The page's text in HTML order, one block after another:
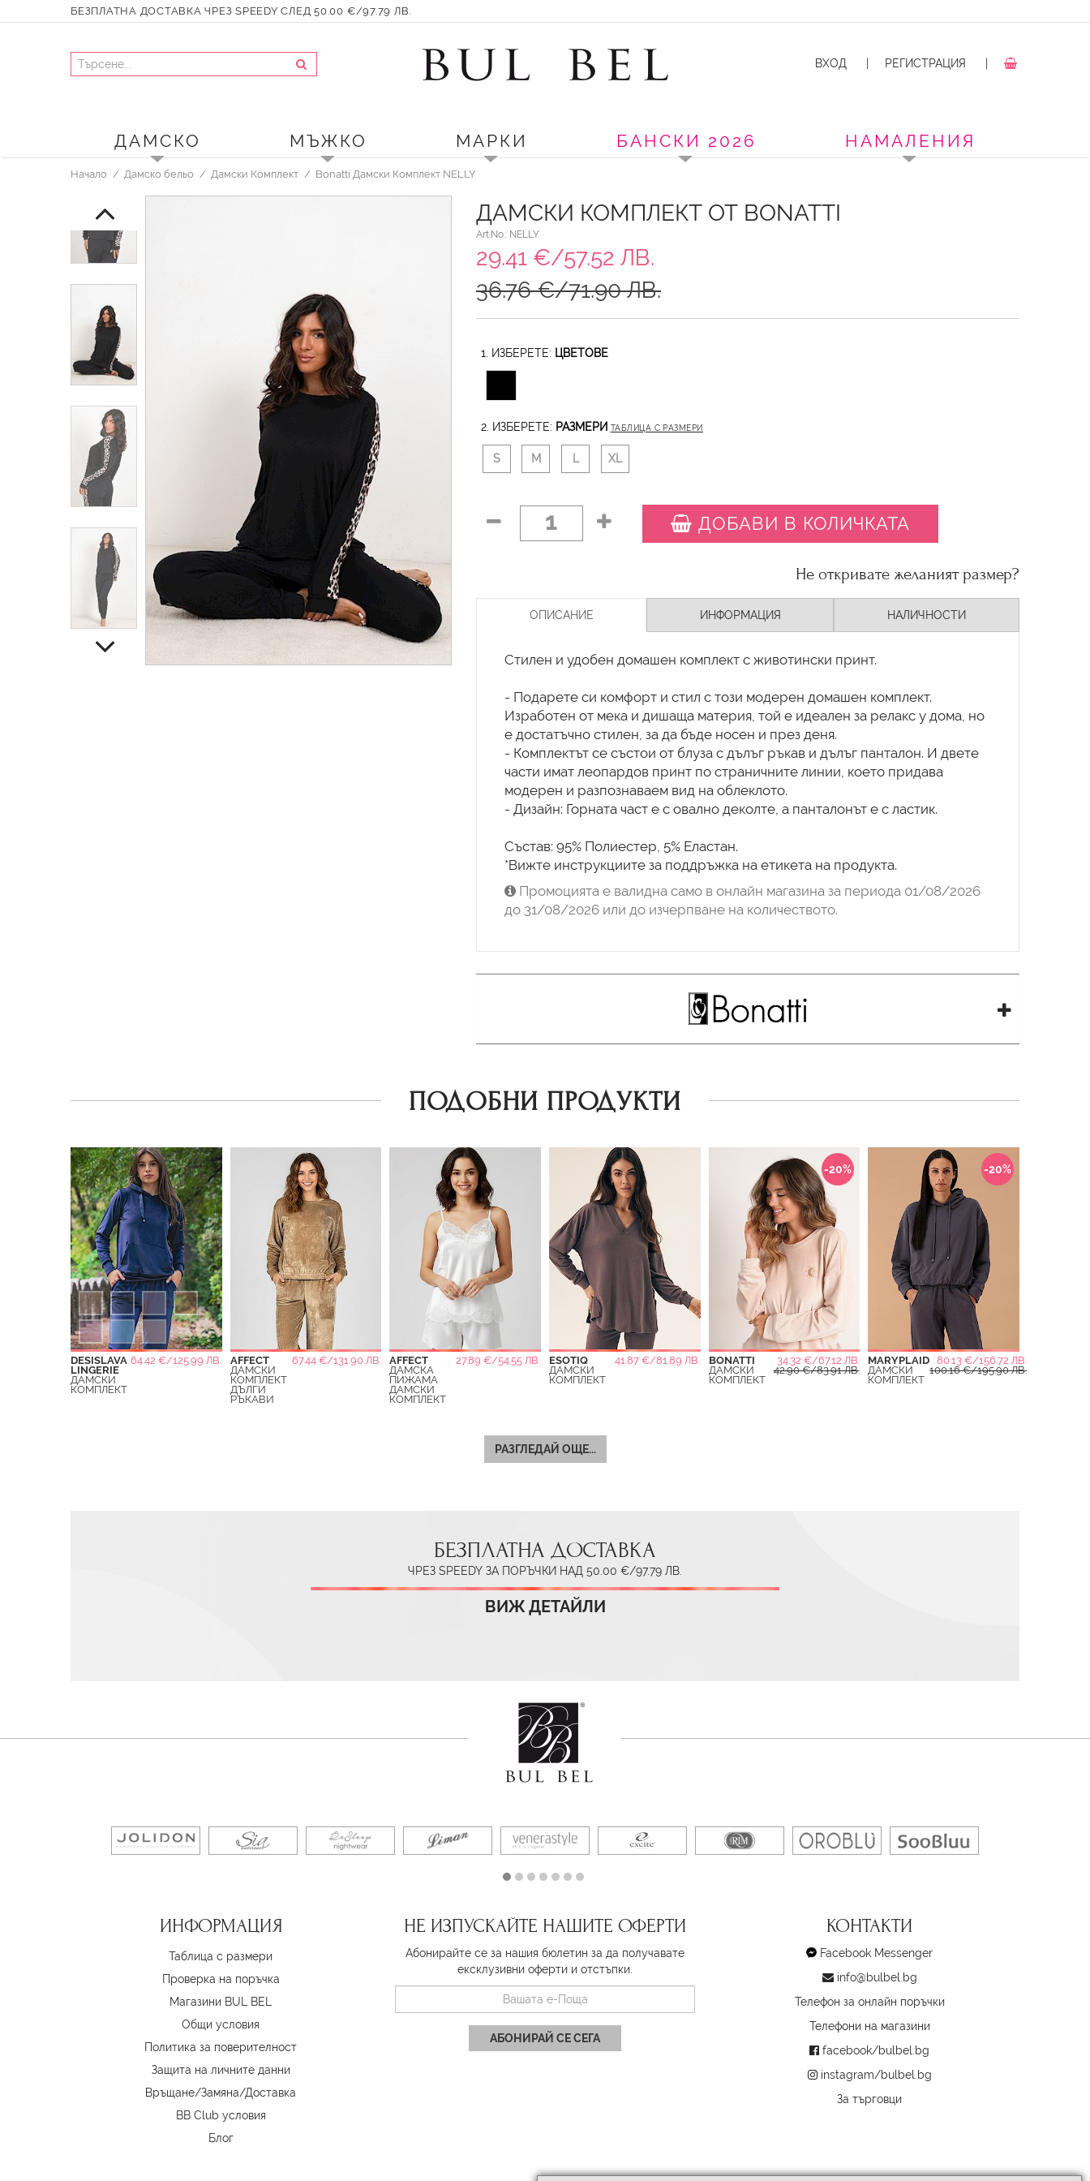
БЕЗПЛАТНА ДОСТАВКА ЧРЕЗ SPEEDY СЛЕД 50.00 €/97.79 ЛВ.
ВХОД РЕГИСТРАЦИЯ
ДАМСКО МЪЖКО МАРКИ БАНСКИ 2026 НАМАЛЕНИЯ
Начало Дамско бельо Дамски Комплект Bonatti Дамски Комплект NELLY
ДАМСКИ КОМПЛЕКТ ОТ BONATTI
Art.No.: NELLY
29.41 €/57.52 ЛВ.
36.76 €/71.90 ЛВ.
1. ИЗБЕРЕТЕ: ЦВЕТОВЕ
2. ИЗБЕРЕТЕ: РАЗМЕРИ ТАБЛИЦА С РАЗМЕРИ
S M L XL
1 ДОБАВИ В КОЛИЧКАТА
Не откривате желаният размер?
ОПИСАНИЕ ИНФОРМАЦИЯ НАЛИЧНОСТИ
Стилен и удобен домашен комплект с животински принт.
- Подарете си комфорт и стил с този модерен домашен комплект.
Изработен от мека и дишаща материя, той е идеален за релакс у дома, но
е достатъчно стилен, за да бъде носен и през деня.
- Комплектът се състои от блуза с дълъг ръкав и дълъг панталон. И двете
части имат леопардов принт по страничните линии, което придава
модерен и разпознаваем вид на облеклото.
- Дизайн: Горната част е с овално деколте, а панталонът е с ластик.
Състав: 95% Полиестер, 5% Еластан.
*Вижте инструкциите за поддръжка на етикета на продукта.
Промоцията е валидна само в онлайн магазина за периода 01/08/2026
до 31/08/2026 или до изчерпване на количеството.
ПОДОБНИ ПРОДУКТИ
DESISLAVA
LINGERIE
64.42 €/125.99 ЛВ.
ДАМСКИ
КОМПЛЕКТ
AFFECT
67.44 €/131.90 ЛВ.
ДАМСКИ
КОМПЛЕКТ
ДЪЛГИ
РЪКАВИ
AFFECT
27.89 €/54.55 ЛВ.
ДАМСКА
ПИЖАМА
ДАМСКИ
КОМПЛЕКТ
ESOTIQ
41.87 €/81.89 ЛВ.
ДАМСКИ
КОМПЛЕКТ
-20%
BONATTI
34.32 €/67.12 ЛВ.
ДАМСКИ
КОМПЛЕКТ
42.90 €/83.91 ЛВ.
-20%
MARYPLAID
80.13 €/156.72 ЛВ.
ДАМСКИ
КОМПЛЕКТ
100.16 €/195.90 ЛВ.
РАЗГЛЕДАЙ ОЩЕ...
БЕЗПЛАТНА ДОСТАВКА
ЧРЕЗ SPEEDY ЗА ПОРЪЧКИ НАД 50.00 €/97.79 ЛВ.
ВИЖ ДЕТАЙЛИ
ИНФОРМАЦИЯ
Таблица с размери
Проверка на поръчка
Магазини BUL BEL
Oбщи условия
Политика за поверителност
Защита на личните данни
Връщане/Замяна/Доставка
BB Club условия
Блог
НЕ ИЗПУСКАЙТЕ НАШИТЕ ОФЕРТИ
Абонирайте се за нашия бюлетин за да получавате
ексклузивни оферти и отстъпки.
АБОНИРАЙ СЕ СЕГА
КОНТАКТИ
Facebook Messenger
info@bulbel.bg
Телефон за онлайн поръчки
Телефони на магазини
facebook/bulbel.bg
instagram/bulbel.bg
За търговци